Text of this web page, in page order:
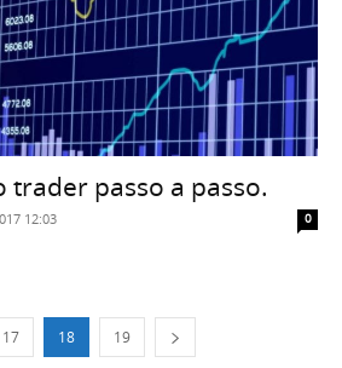
trader passo a passo.
12:03 0
17 18 19